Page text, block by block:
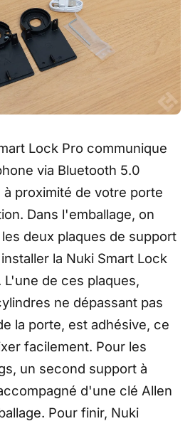
Lock Pro communique
via Bluetooth 5.0
proximité de votre porte
Dans l'emballage, on
deux plaques de support
la Nuki Smart Lock
de ces plaques,
ne dépassant pas
la porte, est adhésive, ce
facilement. Pour les
un second support à
d'une clé Allen
Pour finir, Nuki